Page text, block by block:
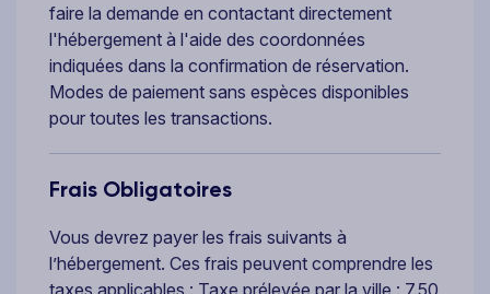
faire la demande en contactant directement
l'hébergement à l'aide des coordonnées
indiquées dans la confirmation de réservation.
Modes de paiement sans espèces disponibles
pour toutes les transactions.
Frais Obligatoires
Vous devrez payer les frais suivants à
l’hébergement. Ces frais peuvent comprendre les
taxes applicables : Taxe prélevée par la ville : 7.50